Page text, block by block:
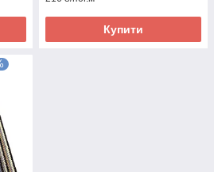
Купити